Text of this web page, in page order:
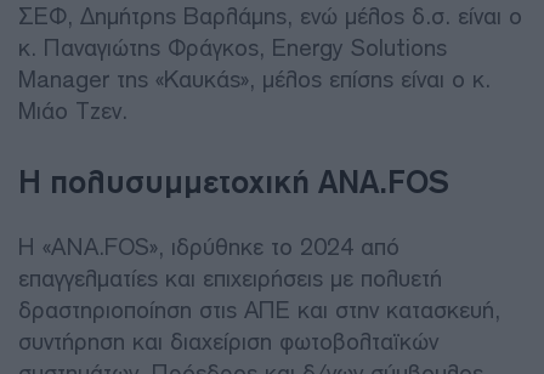
ΣΕΦ, Δημήτρης Βαρλάμης, ενώ μέλος δ.σ. είναι ο
κ. Παναγιώτης Φράγκος, Energy Solutions
Manager της «Καυκάς», μέλος επίσης είναι ο κ.
Μιάο Τζεν.
H πολυσυμμετοχική ANA.FOS
Η «ΑΝΑ.FOS», ιδρύθηκε το 2024 από
επαγγελματίες και επιχειρήσεις με πολυετή
δραστηριοποίηση στις ΑΠΕ και στην κατασκευή,
συντήρηση και διαχείριση φωτοβολταϊκών